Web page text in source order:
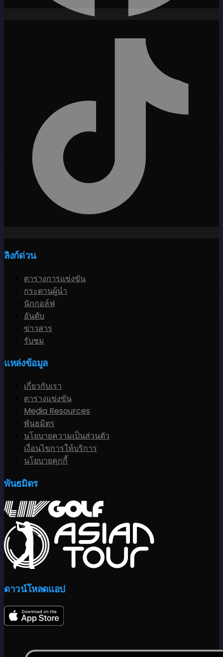
ลิงก์ด่วน
ตารางการแข่งขัน
กระดานผู้นำ
นักกอล์ฟ
อันดับ
ข่าวสาร
รับชม
แหล่งข้อมูล
เกี่ยวกับเรา
ตารางแข่งขัน
Media Resources
พันธมิตร
นโยบายความเป็นส่วนตัว
เงื่อนไขการให้บริการ
นโยบายคุกกี้
พันธมิตร
ดาวน์โหลดแอป